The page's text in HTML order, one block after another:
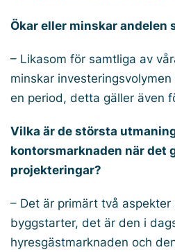
Ökar eller minskar andelen
– Likasom för samtliga av
minskar
en period, detta gäller även
Vilka är de största
kontorsmarknaden när det
projekteringar?
– Det är primärt två
byggstarter, det är den i
hyresgästmarknaden och